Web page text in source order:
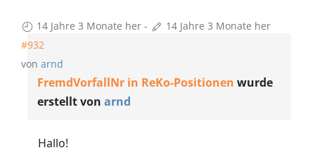
14 Jahre 3 Monate her -
14 Jahre 3 Monate her
#932
von arnd
FremdVorfallNr in ReKo-Positionen wurde
erstellt von arnd
Hallo!